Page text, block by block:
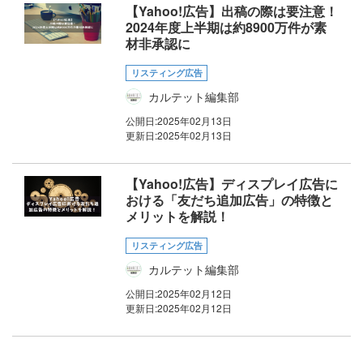
【Yahoo!広告】出稿の際は要注意！
2024年度上半期は約8900万件が素
材非承認に
リスティング広告
カルテット編集部
公開日:2025年02月13日
更新日:2025年02月13日
【Yahoo!広告】ディスプレイ広告に
おける「友だち追加広告」の特徴と
メリットを解説！
リスティング広告
カルテット編集部
公開日:2025年02月12日
更新日:2025年02月12日